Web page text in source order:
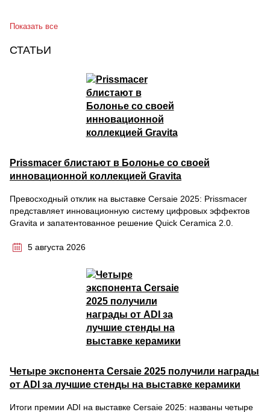
Показать все
СТАТЬИ
Prissmacer блистают в Болонье со своей
инновационной коллекцией Gravita
Превосходный отклик на выставке Cersaie 2025: Prissmacer
представляет инновационную систему цифровых эффектов
Gravita и запатентованное решение Quick Ceramica 2.0.
5 августа 2026
Четыре экспонента Cersaie 2025 получили награды
от ADI за лучшие стенды на выставке керамики
Итоги премии ADI на выставке Cersaie 2025: названы четыре